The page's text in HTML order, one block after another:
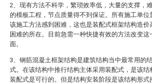
2、现有方法不科学，繁琐效率低，大量的支撑，
的模板工程，节点质量得不到保证。所有施工单位
该施工方法感到困难，这也是装配式框架结构造价
困难的所在。目前急需一种快捷有效的方法改变这
面。
3、钢筋混凝土框架结构是建筑结构当中最常用的
式。在该结构中推行结构主体采用装配式，是该结
装配式是可行的。但是结构安装阶段是该结构形式